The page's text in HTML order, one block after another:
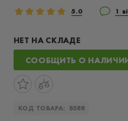
5.0 1
НЕТ НА СКЛАДЕ
СООБЩИТЬ О
КОД ТОВАРА: 8588